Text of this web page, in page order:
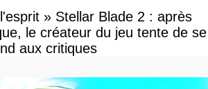
» Stellar Blade 2 : après
le créateur du jeu tente de se
aux critiques